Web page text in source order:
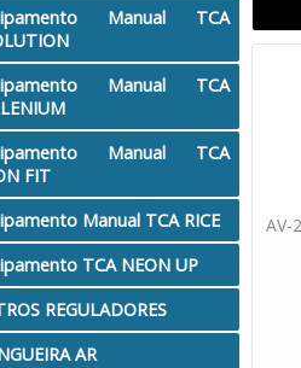
Manual TCA
Manual TCA
Manual TCA
FIT
Manual TCA RICE
TCA NEON UP
REGULADORES
AR
AV-